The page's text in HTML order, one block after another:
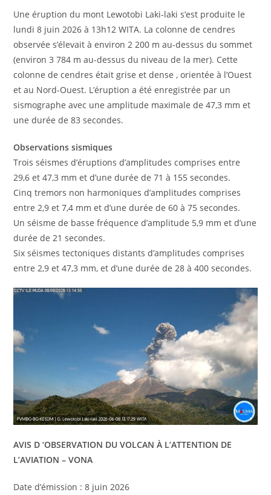
Une éruption du mont Lewotobi Laki-laki s’est produite le
lundi 8 juin 2026 à 13h12 WITA. La colonne de cendres
observée s’élevait à environ 2 200 m au-dessus du sommet
(environ 3 784 m au-dessus du niveau de la mer). Cette
colonne de cendres était grise et dense , orientée à l’Ouest
et au Nord-Ouest. L’éruption a été enregistrée par un
sismographe avec une amplitude maximale de 47,3 mm et
une durée de 83 secondes.
Observations sismiques
Trois séismes d’éruptions d’amplitudes comprises entre
29,6 et 47,3 mm et d’une durée de 71 à 155 secondes.
Cinq tremors non harmoniques d’amplitudes comprises
entre 2,9 et 7,4 mm et d’une durée de 60 à 75 secondes.
Un séisme de basse fréquence d’amplitude 5,9 mm et d’une
durée de 21 secondes.
Six séismes tectoniques distants d’amplitudes comprises
entre 2,9 et 47,3 mm, et d’une durée de 28 à 400 secondes.
AVIS D ‘OBSERVATION DU VOLCAN À L’ATTENTION DE
L’AVIATION – VONA
Date d’émission : 8 juin 2026